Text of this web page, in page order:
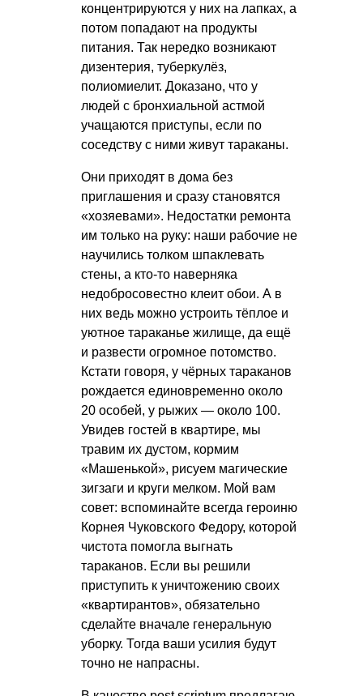
концентрируются у них на лапках, а
потом попадают на продукты
питания. Так нередко возникают
дизентерия, туберкулёз,
полиомиелит. Доказано, что у
людей с бронхиальной астмой
учащаются приступы, если по
соседству с ними живут тараканы.
Они приходят в дома без
приглашения и сразу становятся
«хозяевами». Недостатки ремонта
им только на руку: наши рабочие не
научились толком шпаклевать
стены, а кто-то наверняка
недобросовестно клеит обои. А в
них ведь можно устроить тёплое и
уютное тараканье жилище, да ещё
и развести огромное потомство.
Кстати говоря, у чёрных тараканов
рождается единовременно около
20 особей, у рыжих — около 100.
Увидев гостей в квартире, мы
травим их дустом, кормим
«Машенькой», рисуем магические
зигзаги и круги мелком. Мой вам
совет: вспоминайте всегда героиню
Корнея Чуковского Федору, которой
чистота помогла выгнать
тараканов. Если вы решили
приступить к уничтожению своих
«квартирантов», обязательно
сделайте вначале генеральную
уборку. Тогда ваши усилия будут
точно не напрасны.